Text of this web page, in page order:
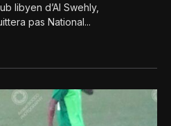
libyen d’Al Swehly,
pas National...